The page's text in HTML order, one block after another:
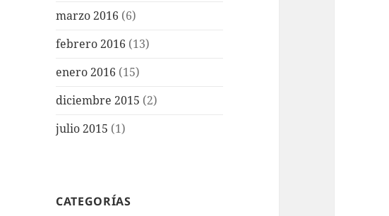
marzo 2016 (6)
febrero 2016 (13)
enero 2016 (15)
diciembre 2015 (2)
julio 2015 (1)
CATEGORÍAS